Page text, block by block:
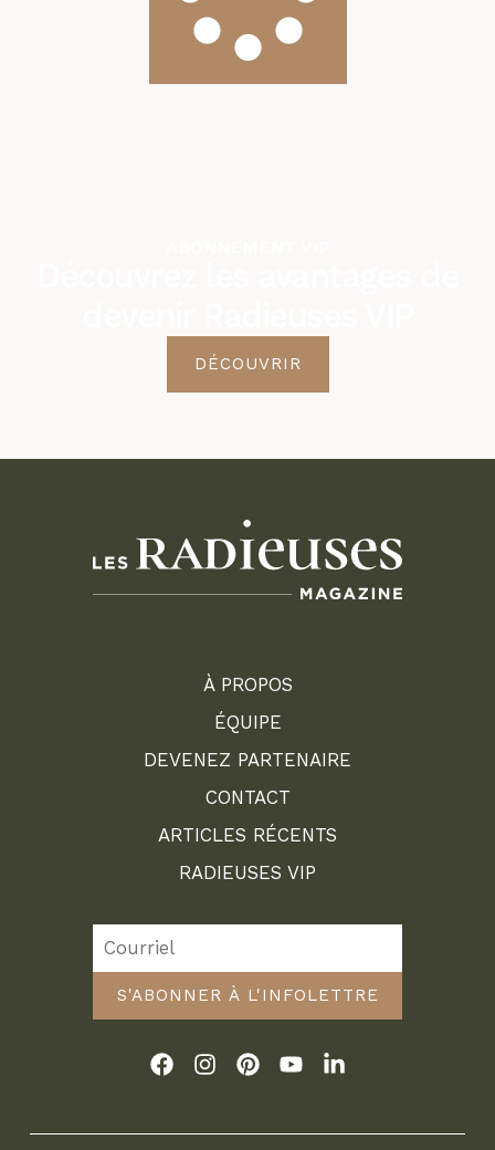
DÉCOUVRIR
À PROPOS
ÉQUIPE
DEVENEZ PARTENAIRE
CONTACT
ARTICLES RÉCENTS
RADIEUSES VIP
S'ABONNER À L'INFOLETTRE